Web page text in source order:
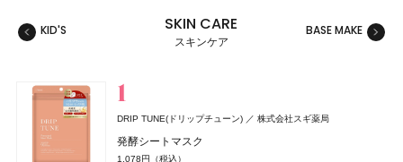
KID'S SKIN CARE
スキンケア
BASE MAKE
DRIP TUNE(ドリップチューン) 株式会社スギ薬局
発酵シートマスク
1,078円（税込）
ミルク ファンデーション
ウォータリーティントリップ
ネイルホリック
ホールボディ フレッシュスプレー
グロッシーケア メタルカッサコーム
PERFUME CHAMO
Oh!Baby ボディケアギフト a
ミュシャ インセンス
えんきんプレミアム
ウォータリーティントリップ
ジョー マローン ロンドン
ウォータリーティントリップ